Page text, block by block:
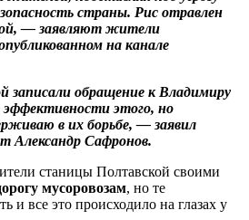
страны. Рис отравлен
— заявляют жители
на канале
обращение к Владимиру
этого, но
в их борьбе, — заявил
Александр Сафронов.
станицы Полтавской своими
мусоровозам, но те
и все это происходило на глазах у